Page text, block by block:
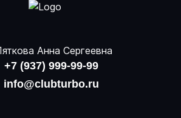
Анна Сергеевна
+7 (937) 999-99-99
info@clubturbo.ru